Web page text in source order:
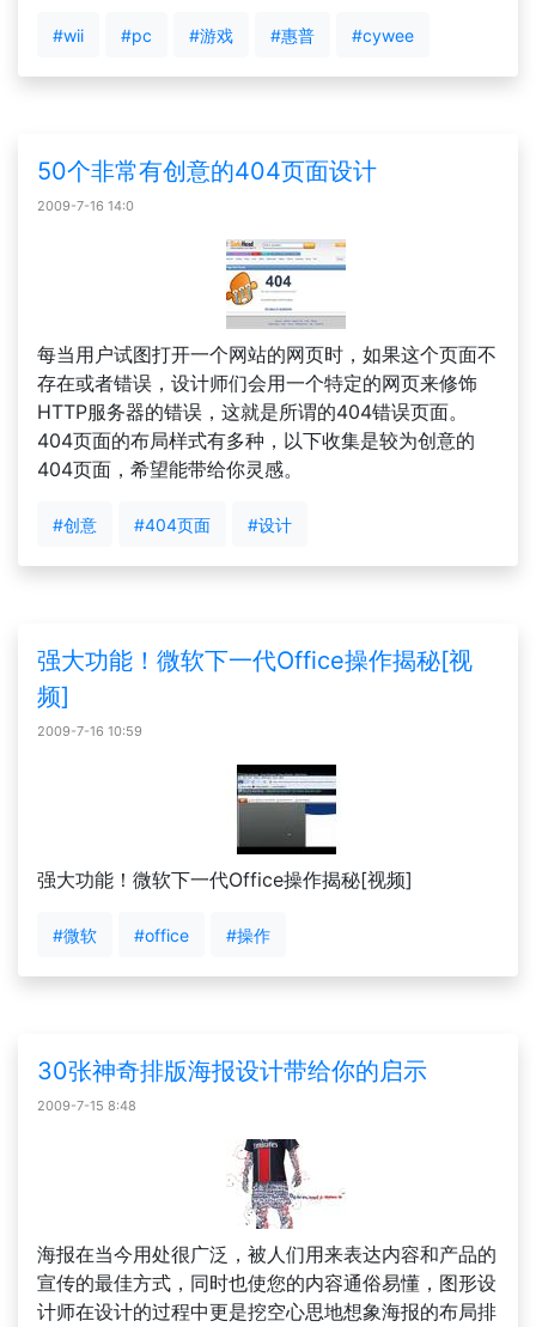
#wii #pc #游戏 #惠普 #cywee
50个非常有创意的404页面设计
2009-7-16 14:0
每当用户试图打开一个网站的网页时，如果这个页面不
存在或者错误，设计师们会用一个特定的网页来修饰
HTTP服务器的错误，这就是所谓的404错误页面。
404页面的布局样式有多种，以下收集是较为创意的
404页面，希望能带给你灵感。
#创意 #404页面 #设计
强大功能！微软下一代Office操作揭秘[视
频]
2009-7-16 10:59
强大功能！微软下一代Office操作揭秘[视频]
#微软 #office #操作
30张神奇排版海报设计带给你的启示
2009-7-15 8:48
海报在当今用处很广泛，被人们用来表达内容和产品的
宣传的最佳方式，同时也使您的内容通俗易懂，图形设
计师在设计的过程中更是挖空心思地想象海报的布局排